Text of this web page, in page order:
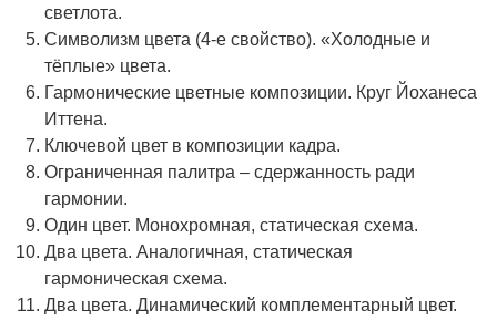
светлота.
Символизм цвета (4-е свойство). «Холодные и
тёплые» цвета.
Гармонические цветные композиции. Круг Йоханеса
Иттена.
Ключевой цвет в композиции кадра.
Ограниченная палитра – сдержанность ради
гармонии.
Один цвет. Монохромная, статическая схема.
Два цвета. Аналогичная, статическая
гармоническая схема.
Два цвета. Динамический комплементарный цвет.